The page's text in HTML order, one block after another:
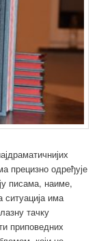
прецизно одређује
писама, наиме,
ситуација има
тачку
приповедних